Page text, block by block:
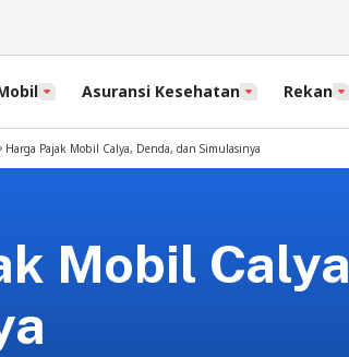
Asuransi Kesehatan Rekan
Harga Pajak Mobil Calya, Denda, dan Simulasinya
Mobil